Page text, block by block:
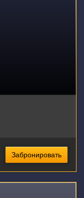
Забронировать